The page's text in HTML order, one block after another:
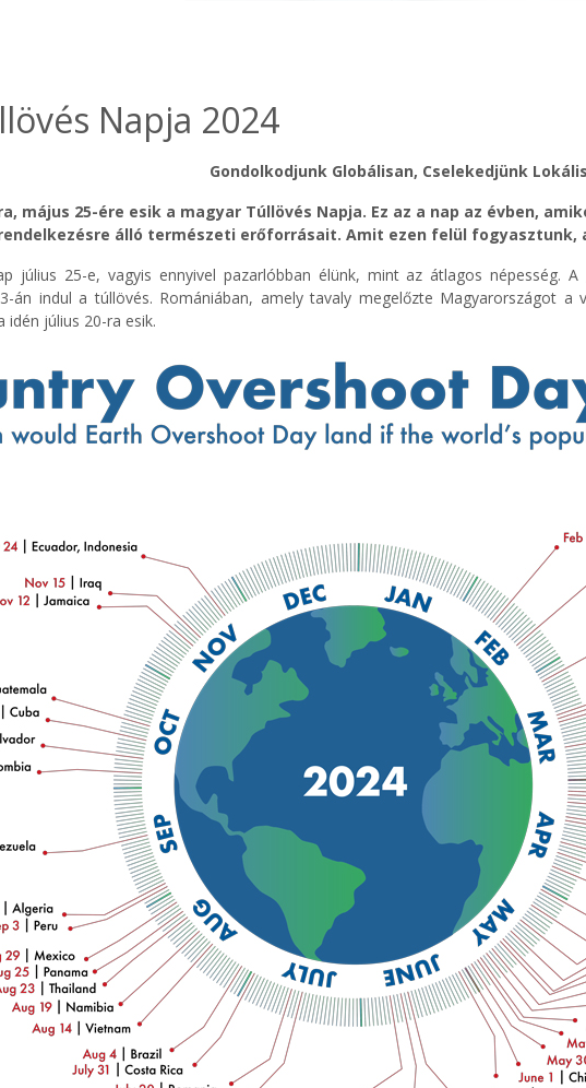
Napja 2024
Gondolkodjunk Globálisan, Cselekedjünk
május 25-ére esik a magyar Túllövés Napja. Ez az a nap az évben,
álló természeti erőforrásait. Amit ezen felül fogyasztunk,
július 25-e, vagyis ennyivel pazarlóbban élünk, mint az átlagos népesség.
án indul a túllövés. Romániában, amely tavaly megelőzte Magyarországot
idén július 20-ra esik.